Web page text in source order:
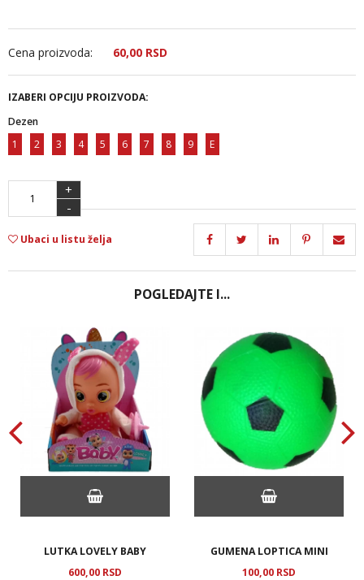
Cena proizvoda: 60,00 RSD
IZABERI OPCIJU PROIZVODA:
Dezen
1
2 3 4 5 6 7 8 9 E
+
-
Ubaci u listu želja
POGLEDAJTE I...
LUTKA LOVELY BABY
600,00 RSD
GUMENA LOPTICA MINI
100,00 RSD